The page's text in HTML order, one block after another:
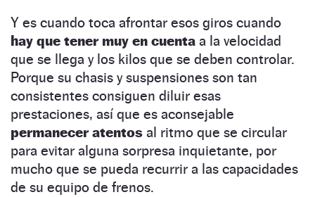
Y es cuando toca afrontar esos giros cuando
hay que tener muy en cuenta a la velocidad
que se llega y los kilos que se deben controlar.
Porque su chasis y suspensiones son tan
consistentes consiguen diluir esas
prestaciones, así que es aconsejable
permanecer atentos al ritmo que se circular
para evitar alguna sorpresa inquietante, por
mucho que se pueda recurrir a las capacidades
de su equipo de frenos.